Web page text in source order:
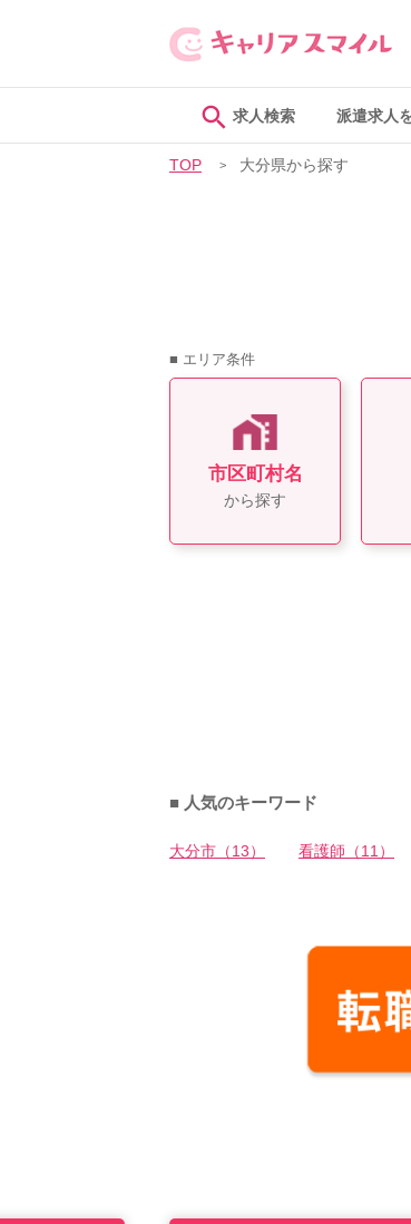
求人検索 派遣求人
TOP 大分県から探す
■ エリア条件
市区町村名
から探す
■ 人気のキーワード
大分市（13） 看護師（11）